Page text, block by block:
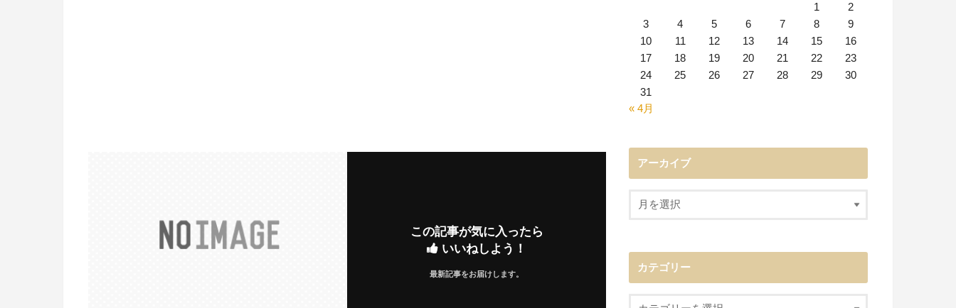
この記事が気に入ったら
いいねしよう！
最新記事をお届けします。
1
2
3
4 5 6 7 8
9
10
11 12 13 14 15
16
17
18 19 20 21 22
23
24
25 26 27 28 29
30
31
« 4月
アーカイブ
カテゴリー